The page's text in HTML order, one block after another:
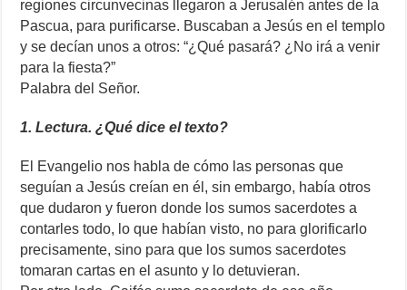
regiones circunvecinas llegaron a Jerusalén antes de la
Pascua, para purificarse. Buscaban a Jesús en el templo
y se decían unos a otros: “¿Qué pasará? ¿No irá a venir
para la fiesta?”
Palabra del Señor.
1. Lectura. ¿Qué dice el texto?
El Evangelio nos habla de cómo las personas que
seguían a Jesús creían en él, sin embargo, había otros
que dudaron y fueron donde los sumos sacerdotes a
contarles todo, lo que habían visto, no para glorificarlo
precisamente, sino para que los sumos sacerdotes
tomaran cartas en el asunto y lo detuvieran.